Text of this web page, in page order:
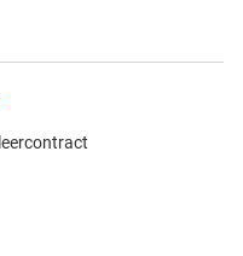
leercontract